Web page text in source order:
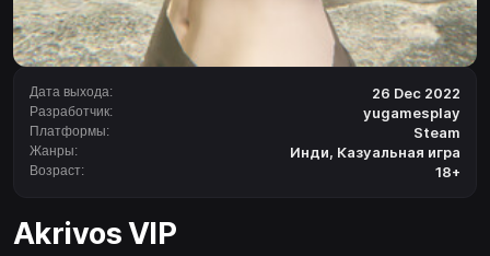
Дата выхода: 26 Dec 2022
Разработчик: yugamesplay
Платформы: Steam
Жанры: Инди, Казуальная игра
Возраст: 18+
Akrivos VIP